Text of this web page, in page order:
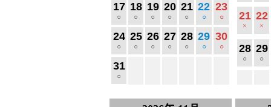
17
○
18
○
19
○
20
○
21
○
22
○
23
○
24
○
25
○
26
○
27
○
28
○
29
○
30
○
31
○
21
×
22
×
28
○
29
○